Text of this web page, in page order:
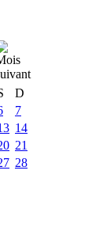
D
7
14
21
28